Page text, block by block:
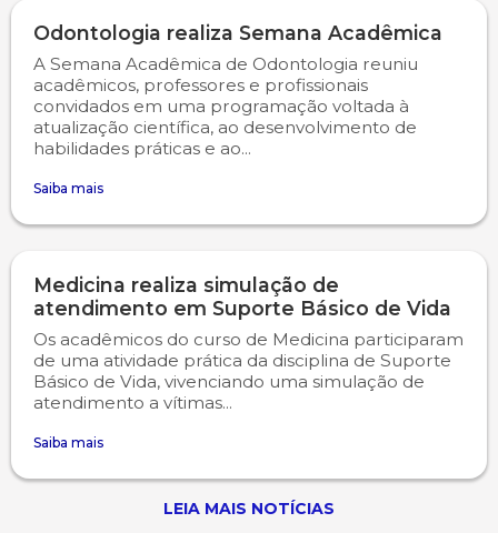
Odontologia realiza Semana Acadêmica
A Semana Acadêmica de Odontologia reuniu
acadêmicos, professores e profissionais
convidados em uma programação voltada à
atualização científica, ao desenvolvimento de
habilidades práticas e ao...
Saiba mais
Medicina realiza simulação de
atendimento em Suporte Básico de Vida
Os acadêmicos do curso de Medicina participaram
de uma atividade prática da disciplina de Suporte
Básico de Vida, vivenciando uma simulação de
atendimento a vítimas...
Saiba mais
LEIA MAIS NOTÍCIAS
Sapien
Simulado Preparatório
WhatsApp Campo Real